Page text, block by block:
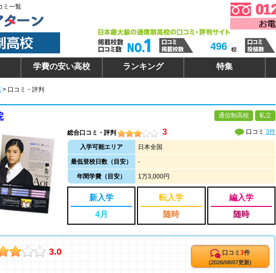
ミ一覧
496
学費の安い高校 ランキング 特集
> 口コミ・評判
通信制高校 私立
総合口コミ・評判 3 口コミ 3件
入学可能エリア 日本全国
最低登校日数（目安） -
年間学費（目安） 1万3,000円
新入学
4月
転入学
随時
編入学
随時
3.0 口コミ 3件
(2026/08/07更新)